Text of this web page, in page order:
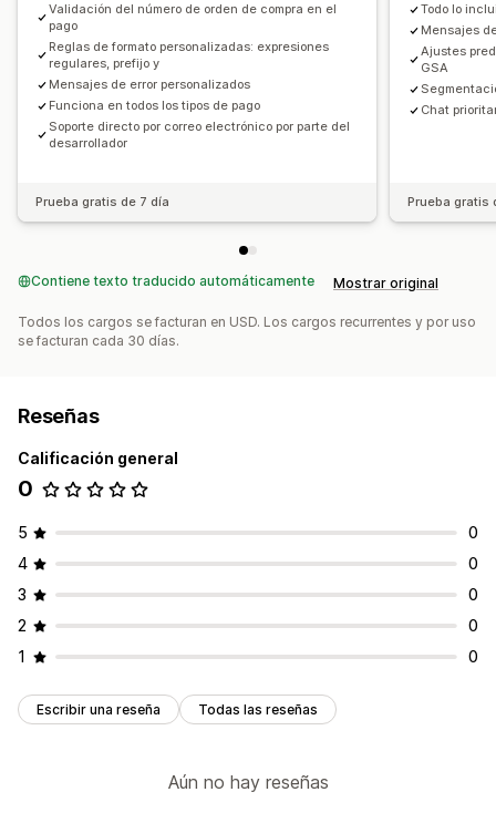
Validación del número de orden de compra en el
pago
Reglas de formato personalizadas: expresiones
regulares, prefijo y
Mensajes de error personalizados
Funciona en todos los tipos de pago
Soporte directo por correo electrónico por parte del
desarrollador
Prueba gratis de 7 día
Todo lo
Mensajes
Ajustes
GSA
Chat
Prueba gratis
Contiene texto traducido automáticamente Mostrar original
Todos los cargos se facturan en USD. Los cargos recurrentes y por uso
se facturan cada 30 días.
Reseñas
Calificación general
0
5
0
4
0
3
0
2
0
1
0
Escribir una reseña Todas las reseñas
Aún no hay reseñas